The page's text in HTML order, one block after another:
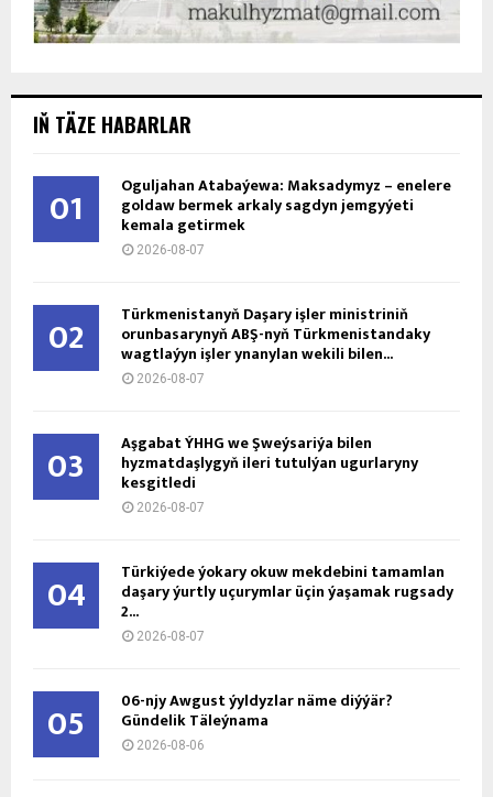
IŇ TÄZE HABARLAR
01 Oguljahan Atabaýewa: Maksadymyz – enelere
goldaw bermek arkaly sagdyn jemgyýeti
kemala getirmek
2026-08-07
02 Türkmenistanyň Daşary işler ministriniň
orunbasarynyň ABŞ-nyň Türkmenistandaky
wagtlaýyn işler ynanylan wekili bilen...
2026-08-07
03 Aşgabat ÝHHG we Şweýsariýa bilen
hyzmatdaşlygyň ileri tutulýan ugurlaryny
kesgitledi
2026-08-07
04 Türkiýede ýokary okuw mekdebini tamamlan
daşary ýurtly uçurymlar üçin ýaşamak rugsady
2...
2026-08-07
05 06-njy Awgust ýyldyzlar näme diýýär?
Gündelik Täleýnama
2026-08-06